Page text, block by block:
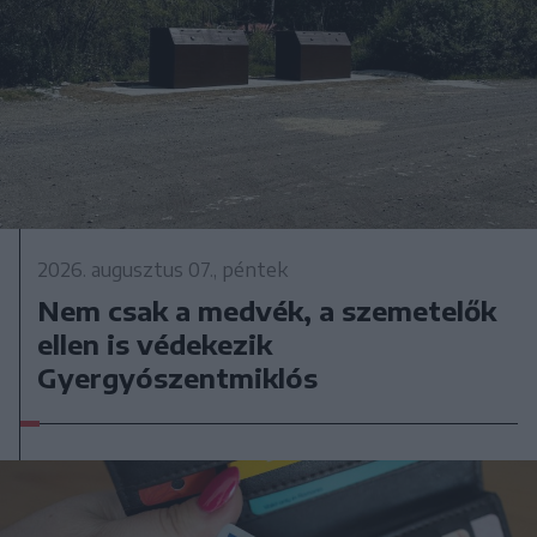
2026. augusztus 07., péntek
Nem csak a medvék, a szemetelők
ellen is védekezik
Gyergyószentmiklós